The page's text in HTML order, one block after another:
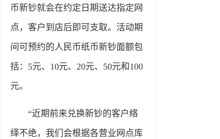
币新钞就会在约定日期送达指定网
点，客户到店后即可支取。活动期
间可预约的人民币纸币新钞面额包
括：5元、10元、20元、50元和100
元。
“近期前来兑换新钞的客户络
绎不绝，我们会根据各营业网点库